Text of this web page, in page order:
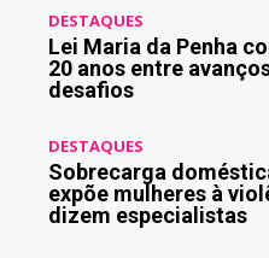
DESTAQUES
Lei Maria da Penha
20 anos entre
desafios
DESTAQUES
Sobrecarga
expõe mulheres à
dizem especialistas